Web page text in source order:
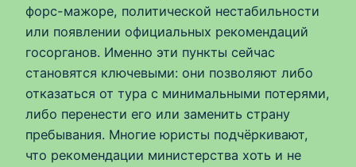
форс-мажоре, политической нестабильности
или появлении официальных рекомендаций
госорганов. Именно эти пункты сейчас
становятся ключевыми: они позволяют либо
отказаться от тура с минимальными потерями,
либо перенести его или заменить страну
пребывания. Многие юристы подчёркивают,
что рекомендации министерства хоть и не